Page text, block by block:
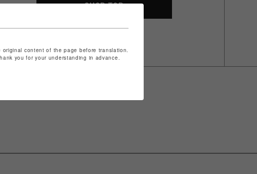
SHOP TOP
content of the page before translation.
you for your understanding in advance.